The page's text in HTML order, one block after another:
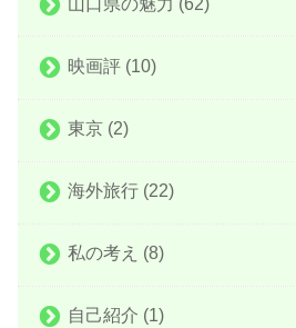
映画評 (10)
東京 (2)
海外旅行 (22)
私の考え (8)
自己紹介 (1)